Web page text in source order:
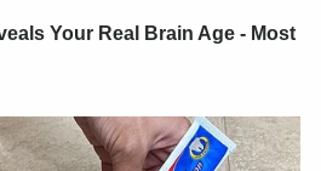
Your Real Brain Age - Most